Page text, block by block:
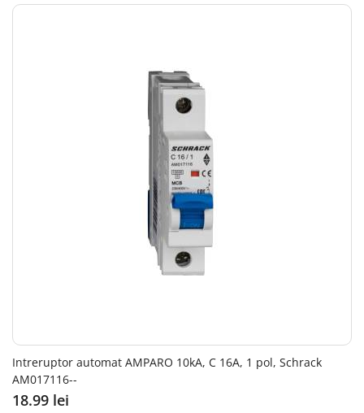
Intreruptor automat AMPARO 10kA, C 16A, 1 pol, Schrack
AM017116--
18.99 lei